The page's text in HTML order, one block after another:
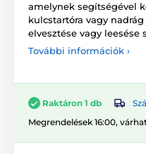
amelynek segítségével
kulcstartóra vagy
elvesztése vagy
További információk ›
Raktáron 1 db
Megrendelések 16:00,